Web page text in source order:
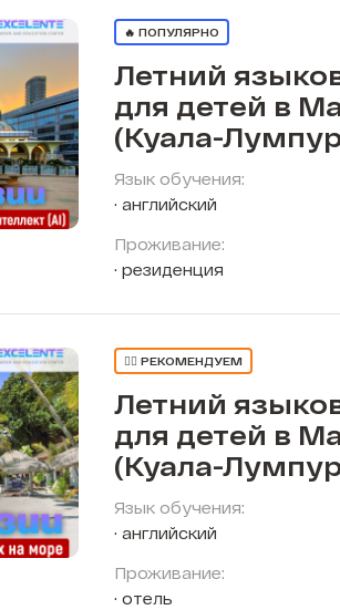
🔥 ПОПУЛЯРНО
Летний
для детей в
(Куала-
Язык обучения:
английский
Проживание:
резиденция
👍🏼 РЕКОМЕНДУЕМ
Летний
для детей в
(Куала-
Язык обучения:
английский
Проживание:
отель